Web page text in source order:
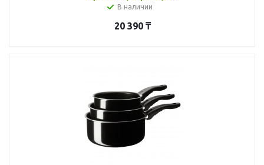
В наличии
20 390₸